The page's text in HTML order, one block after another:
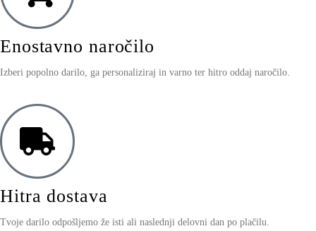
Enostavno naročilo
Izberi popolno darilo, ga personaliziraj in varno ter hitro oddaj naročilo.
Hitra dostava
Tvoje darilo odpošljemo že isti ali naslednji delovni dan po plačilu.